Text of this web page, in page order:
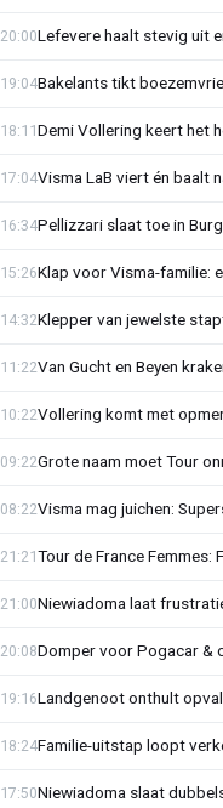
Lefevere haalt stevig uit
20:00
Bakelants tikt
19:04
Demi Vollering keert het
18:11
Visma LaB viert én baalt
17:04
Pellizzari slaat toe in
16:34
Klap voor Visma-familie:
15:26
Klepper van jewelste
14:32
Van Gucht en Beyen
11:22
Vollering komt met
10:22
Grote naam moet Tour
09:22
Visma mag juichen:
08:22
Tour de France
21:21
Niewiadoma laat
21:00
Domper voor Pogacar &
20:08
Landgenoot onthult
19:16
Familie-uitstap loopt
18:24
Niewiadoma slaat
17:50